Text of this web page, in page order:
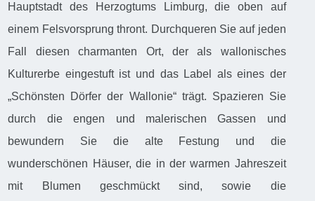
Hauptstadt des Herzogtums Limburg, die oben auf
einem Felsvorsprung thront. Durchqueren Sie auf jeden
Fall diesen charmanten Ort, der als wallonisches
Kulturerbe eingestuft ist und das Label als eines der
„Schönsten Dörfer der Wallonie“ trägt. Spazieren Sie
durch die engen und malerischen Gassen und
bewundern Sie die alte Festung und die
wunderschönen Häuser, die in der warmen Jahreszeit
mit Blumen geschmückt sind, sowie die